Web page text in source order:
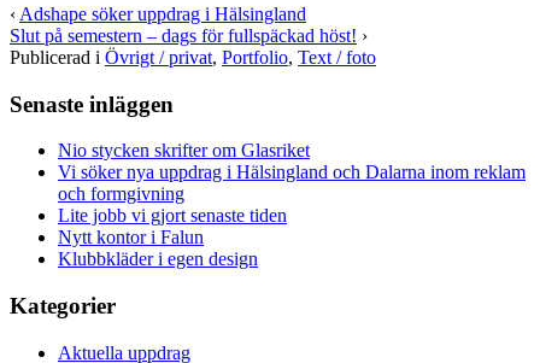
‹ Adshape söker uppdrag i Hälsingland
Slut på semestern – dags för fullspäckad höst! ›
Publicerad i Övrigt / privat, Portfolio, Text / foto
Senaste inläggen
Nio stycken skrifter om Glasriket
Vi söker nya uppdrag i Hälsingland och Dalarna inom reklam
och formgivning
Lite jobb vi gjort senaste tiden
Nytt kontor i Falun
Klubbkläder i egen design
Kategorier
Aktuella uppdrag